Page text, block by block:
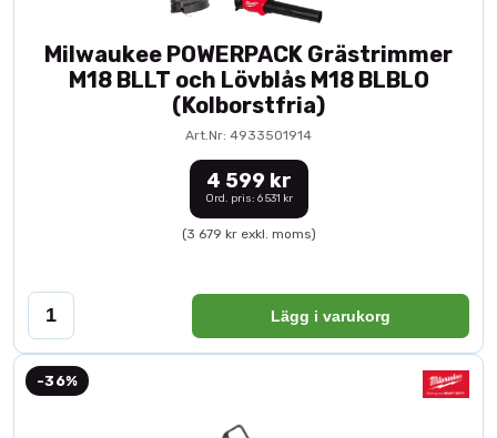
Milwaukee POWERPACK Grästrimmer
M18 BLLT och Lövblås M18 BLBLO
(Kolborstfria)
Art.Nr: 4933501914
4 599 kr
Ord. pris: 6 531 kr
(3 679 kr exkl. moms)
Lägg i varukorg
-36%